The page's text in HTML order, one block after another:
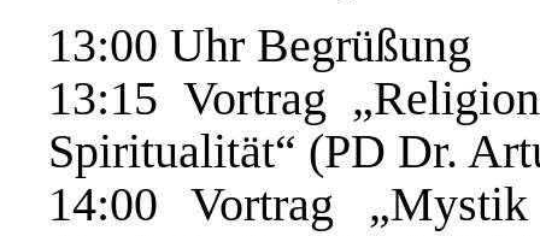
13:00 Uhr Begrüßung
13:15 Vortrag
Spiritualität“ (PD Dr.
14:00 Vortrag